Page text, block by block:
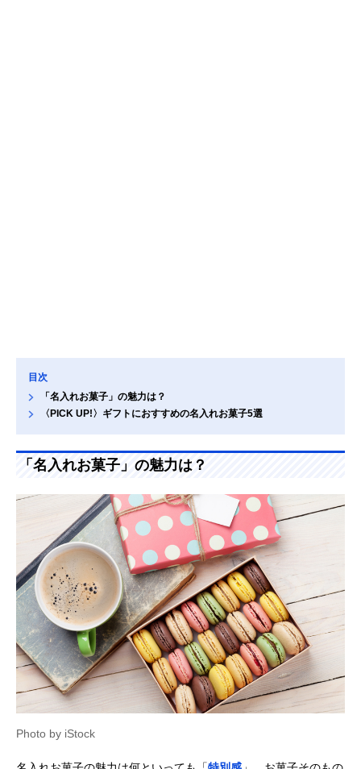
目次
「名入れお菓子」の魅力は？
〈PICK UP!〉ギフトにおすすめの名入れお菓子5選
「名入れお菓子」の魅力は？
Photo by iStock